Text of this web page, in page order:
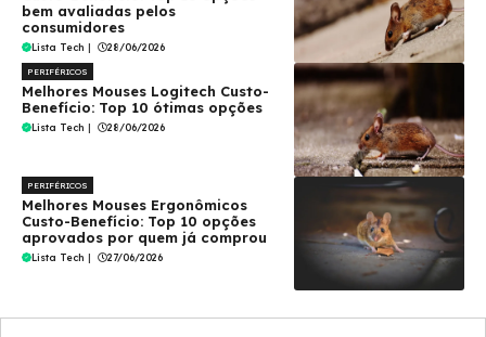
bem avaliadas pelos
consumidores
Lista Tech | 28/06/2026
PERIFÉRICOS
Melhores Mouses Logitech Custo-
Benefício: Top 10 ótimas opções
Lista Tech | 28/06/2026
PERIFÉRICOS
Melhores Mouses Ergonômicos
Custo-Benefício: Top 10 opções
aprovados por quem já comprou
Lista Tech | 27/06/2026